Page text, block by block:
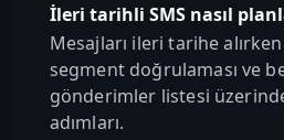
İleri tarihli SMS nasıl
Mesajları ileri tarihe
segment doğrulaması ve
gönderimler listesi
adımları.